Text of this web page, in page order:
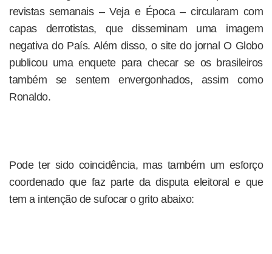
revistas semanais – Veja e Época – circularam com
capas derrotistas, que disseminam uma imagem
negativa do País. Além disso, o site do jornal O Globo
publicou uma enquete para checar se os brasileiros
também se sentem envergonhados, assim como
Ronaldo.
Pode ter sido coincidência, mas também um esforço
coordenado que faz parte da disputa eleitoral e que
tem a intenção de sufocar o grito abaixo: